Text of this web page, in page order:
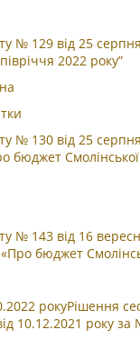
№ 129 від 25
2022 року”
№ 130 від 25
бюджет
№ 143 від 16
бюджет
рокуРішення
10.12.2021 року